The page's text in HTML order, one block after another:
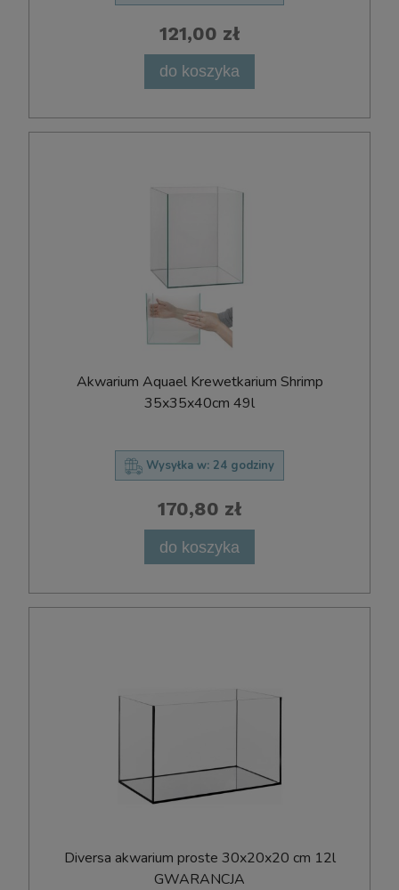
121,00 zł
do koszyka
Akwarium Aquael Krewetkarium Shrimp
35x35x40cm 49l
Wysyłka w: 24 godziny
170,80 zł
do koszyka
Diversa akwarium proste 30x20x20 cm 12l
GWARANCJA